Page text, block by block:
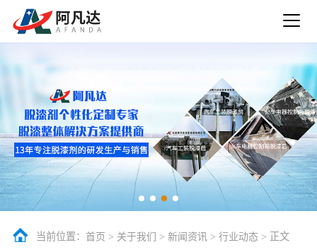
当前位置： 首页 > 关于我们 > 新闻资讯 > 行业动态> 正文